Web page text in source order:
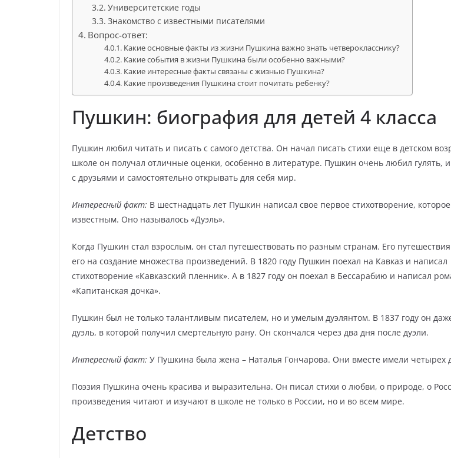
Университетские годы
Знакомство с известными писателями
Вопрос-ответ:
Какие основные факты из жизни Пушкина важно знать четверокласснику?
Какие события в жизни Пушкина были особенно важными?
Какие интересные факты связаны с жизнью Пушкина?
Какие произведения Пушкина стоит почитать ребенку?
Пушкин: биография для детей 4 класса
Пушкин любил читать и писать с самого детства. Он начал писать стихи еще в детском
школе он получал отличные оценки, особенно в литературе. Пушкин очень любил гулять,
с друзьями и самостоятельно открывать для себя мир.
Интересный факт: В шестнадцать лет Пушкин написал свое первое стихотворение,
известным. Оно называлось «Дуэль».
Когда Пушкин стал взрослым, он стал путешествовать по разным странам. Его
его на создание множества произведений. В 1820 году Пушкин поехал на Кавказ и написал
стихотворение «Кавказский пленник». А в 1827 году он поехал в Бессарабию и написал
«Капитанская дочка».
Пушкин был не только талантливым писателем, но и умелым дуэлянтом. В 1837 году он
дуэль, в которой получил смертельную рану. Он скончался через два дня после дуэли.
Интересный факт: У Пушкина была жена – Наталья Гончарова. Они вместе имели четырех
Поэзия Пушкина очень красива и выразительна. Он писал стихи о любви, о природе, о
произведения читают и изучают в школе не только в России, но и во всем мире.
Детство